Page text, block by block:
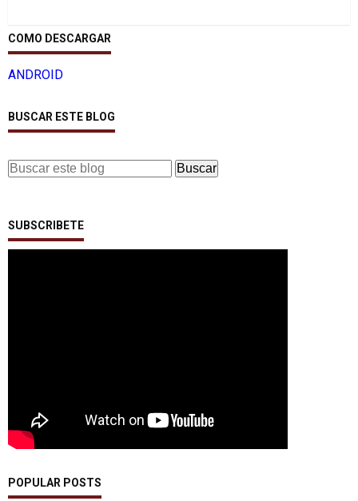
COMO DESCARGAR
ANDROID
BUSCAR ESTE BLOG
SUBSCRIBETE
POPULAR POSTS